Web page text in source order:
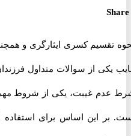
کسری ایثارگری و
از سوالات متداول فرزندان
غیبت، یکی از شروط مهم
این اساس برای استفاده از